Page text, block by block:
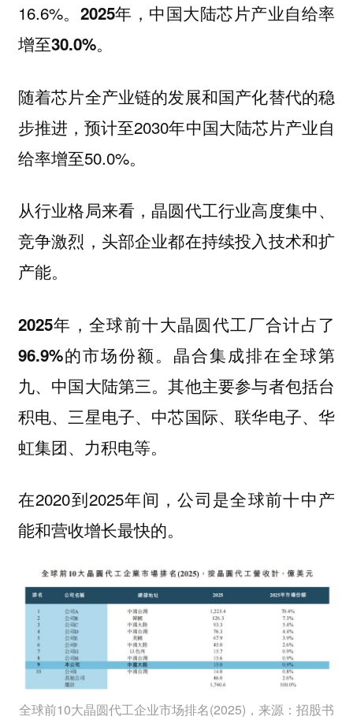
16.6%。 2025年，中国大陆芯片产业自给率
增至30.0%。
随着芯片全产业链的发展和国产化替代的稳
步推进，预计至2030年中国大陆芯片产业自
给率增至50.0%。
从行业格局来看，晶圆代工行业高度集中、
竞争激烈，头部企业都在持续投入技术和扩
产能。
2025年，全球前十大晶圆代工厂合计占了
96.9%的市场份额。晶合集成排在全球第
九、中国大陆第三。其他主要参与者包括台
积电、三星电子、中芯国际、联华电子、华
虹集团、力积电等。
在2020到2025年间，公司是全球前十中产
能和营收增长最快的。
全球前10大晶圆代工企业市场排名(2025)，来源：招股书